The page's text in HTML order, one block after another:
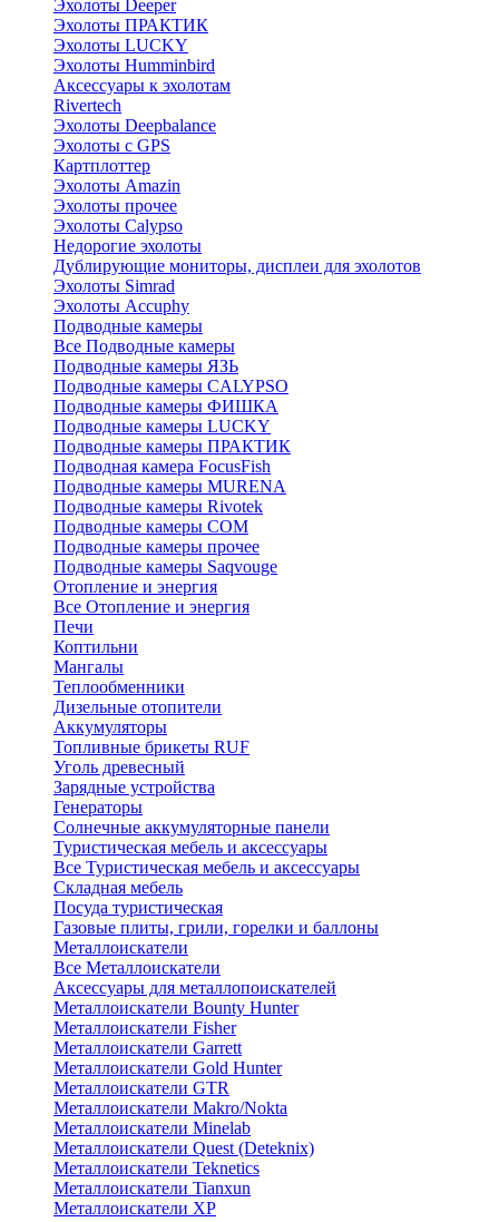
Эхолоты Deeper
Эхолоты ПРАКТИК
Эхолоты LUCKY
Эхолоты Humminbird
Аксессуары к эхолотам
Rivertech
Эхолоты Deepbalance
Эхолоты с GPS
Картплоттер
Эхолоты Amazin
Эхолоты прочее
Эхолоты Calypso
Недорогие эхолоты
Дублирующие мониторы, дисплеи для эхолотов
Эхолоты Simrad
Эхолоты Accuphy
Подводные камеры
Все Подводные камеры
Подводные камеры ЯЗЬ
Подводные камеры CALYPSO
Подводные камеры ФИШКА
Подводные камеры LUCKY
Подводные камеры ПРАКТИК
Подводная камера FocusFish
Подводные камеры MURENA
Подводные камеры Rivotek
Подводные камеры СОМ
Подводные камеры прочее
Подводные камеры Saqvouge
Отопление и энергия
Все Отопление и энергия
Печи
Коптильни
Мангалы
Теплообменники
Дизельные отопители
Аккумуляторы
Топливные брикеты RUF
Уголь древесный
Зарядные устройства
Генераторы
Солнечные аккумуляторные панели
Туристическая мебель и аксессуары
Все Туристическая мебель и аксессуары
Складная мебель
Посуда туристическая
Газовые плиты, грили, горелки и баллоны
Металлоискатели
Все Металлоискатели
Аксессуары для металлопоискателей
Металлоискатели Bounty Hunter
Металлоискатели Fisher
Металлоискатели Garrett
Металлоискатели Gold Hunter
Металлоискатели GTR
Металлоискатели Makro/Nokta
Металлоискатели Minelab
Металлоискатели Quest (Deteknix)
Металлоискатели Teknetics
Металлоискатели Tianxun
Металлоискатели XP